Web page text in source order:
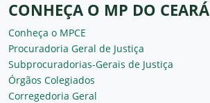
CONHEÇA O MP DO CEARÁ
Conheça o MPCE
Procuradoria Geral de Justiça
Subprocuradorias-Gerais de Justiça
Órgãos Colegiados
Corregedoria Geral